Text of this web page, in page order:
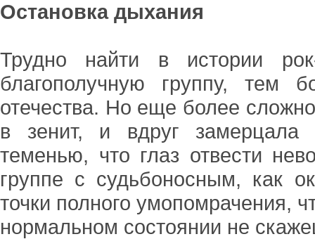
Остановка дыхания
Трудно найти в истории
благополучную группу, тем
отечества. Но еще более
в зенит, и вдруг замерцала
теменью, что глаз отвести
группе с судьбоносным, как
точки полного умопомрачения,
нормальном состоянии не